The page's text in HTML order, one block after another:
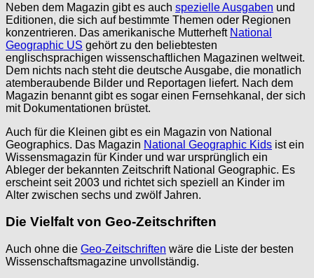
Neben dem Magazin gibt es auch spezielle Ausgaben und
Editionen, die sich auf bestimmte Themen oder Regionen
konzentrieren. Das amerikanische Mutterheft National
Geographic US gehört zu den beliebtesten
englischsprachigen wissenschaftlichen Magazinen weltweit.
Dem nichts nach steht die deutsche Ausgabe, die monatlich
atemberaubende Bilder und Reportagen liefert. Nach dem
Magazin benannt gibt es sogar einen Fernsehkanal, der sich
mit Dokumentationen brüstet.
Auch für die Kleinen gibt es ein Magazin von National
Geographics. Das Magazin National Geographic Kids ist ein
Wissensmagazin für Kinder und war ursprünglich ein
Ableger der bekannten Zeitschrift National Geographic. Es
erscheint seit 2003 und richtet sich speziell an Kinder im
Alter zwischen sechs und zwölf Jahren.
Die Vielfalt von Geo-Zeitschriften
Auch ohne die Geo-Zeitschriften wäre die Liste der besten
Wissenschaftsmagazine unvollständig.